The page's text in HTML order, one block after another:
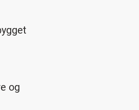
og